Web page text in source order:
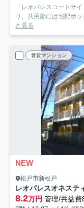
「レオパレスコートサ
リ。共用部には宅配ボ
と見る
賃貸マンション
NEW
松戸市新松戸
レオパレスオネステ
8.2万円 管理/共益費